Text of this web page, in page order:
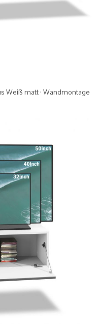
Weiß matt · Wandmontage